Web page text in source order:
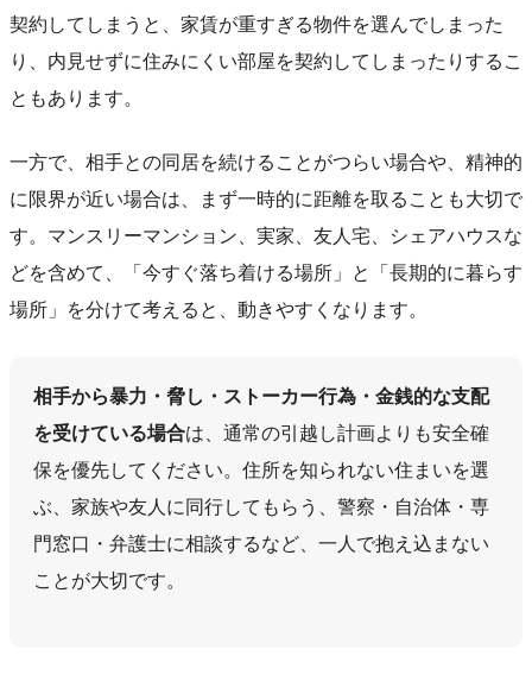
契約してしまうと、家賃が重すぎる物件を選んでしまった
り、内見せずに住みにくい部屋を契約してしまったりするこ
ともあります。
一方で、相手との同居を続けることがつらい場合や、精神的
に限界が近い場合は、まず一時的に距離を取ることも大切で
す。マンスリーマンション、実家、友人宅、シェアハウスな
どを含めて、「今すぐ落ち着ける場所」と「長期的に暮らす
場所」を分けて考えると、動きやすくなります。
相手から暴力・脅し・ストーカー行為・金銭的な支配
を受けている場合は、通常の引越し計画よりも安全確
保を優先してください。住所を知られない住まいを選
ぶ、家族や友人に同行してもらう、警察・自治体・専
門窓口・弁護士に相談するなど、一人で抱え込まない
ことが大切です。